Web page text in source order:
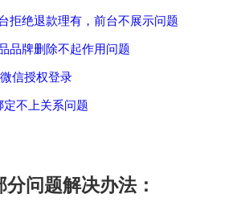
拒绝退款理有，前台不展示问题
品牌删除不起作用问题
信授权登录
定不上关系问题
问题解决办法：